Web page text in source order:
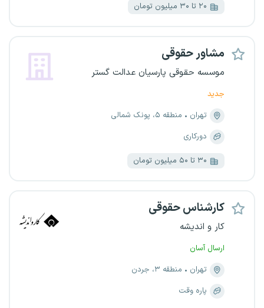
۲۰ تا ۳۰ میلیون تومان
مشاور حقوقی
موسسه حقوقی پارسیان عدالت گستر
جدید
تهران
منطقه ۵، پونک شمالی
دورکاری
۳۰ تا ۵۰ میلیون تومان
کارشناس حقوقی
کار و اندیشه
ارسال آسان
تهران
منطقه ۳، جردن
پاره وقت